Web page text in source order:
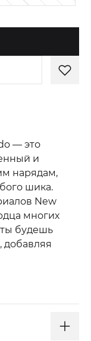
— это
и
нарядам,
шика.
New
многих
будешь
добавляя